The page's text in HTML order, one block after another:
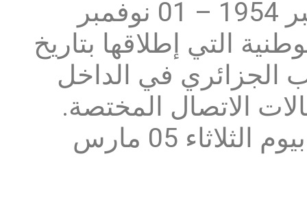
الثورة التحريرية المجيدة 01 نوفمبر 1954 – 01 نوفمبر
التي إطلاقها بتاريخ
للشباب الجزائري في الداخل
الاتصال المختصة.
حدّد آخر أجل لاستقبال المشاريع بيوم الثلاثاء 05 مارس